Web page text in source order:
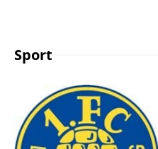
Sport